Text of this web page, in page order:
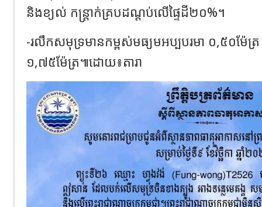
និងខ្យល់ កន្ត្រាក់គ្របដណ្តប់លើផ្ទៃដី២០%។
-រលឹកសមុទ្រមានកម្ពស់មធ្យមអប្បបរមា ០,៥០ម៉ែត្
១,៧៥ម៉ែត្រ៕ដោយ​៖តារា​